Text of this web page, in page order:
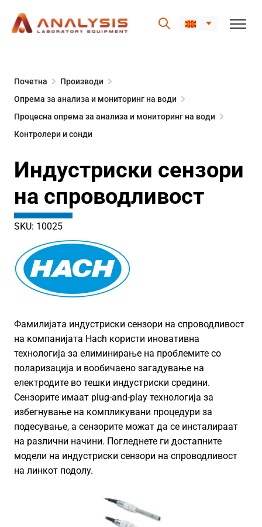
content
Почетна
Производи
Опрема за анализа и мониторинг на води
Процесна опрема за анализа и мониторинг на води
Контролери и сонди
Индустриски сензори
на спроводливост
SKU: 10025
Фамилијата индустриски сензори на спроводливост
на компанијата Hach користи иновативна
технологија за елиминирање на проблемите со
поларизација и вообичаено загадување на
електродите во тешки индустриски средини.
Сензорите имаат plug-and-play технологија за
избегнување на компликувани процедури за
подесување, а сензорите можат да се инсталираат
на различни начини. Погледнете ги достапните
модели на индустриски сензори на спроводливост
на линкот подолу.